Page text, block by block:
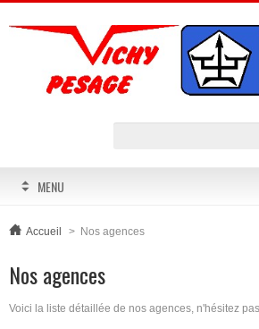
MENU
Accueil > Nos agences
Nos agences
Voici la liste détaillée de nos agences, n'hésitez